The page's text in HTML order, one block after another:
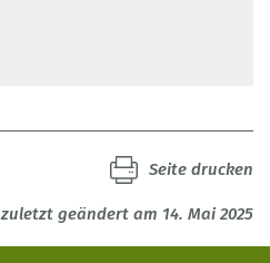
zuletzt geändert am 14. Mai 2025
Seite drucken